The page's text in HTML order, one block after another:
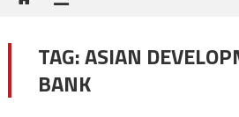
TAG:ASIAN
BANK